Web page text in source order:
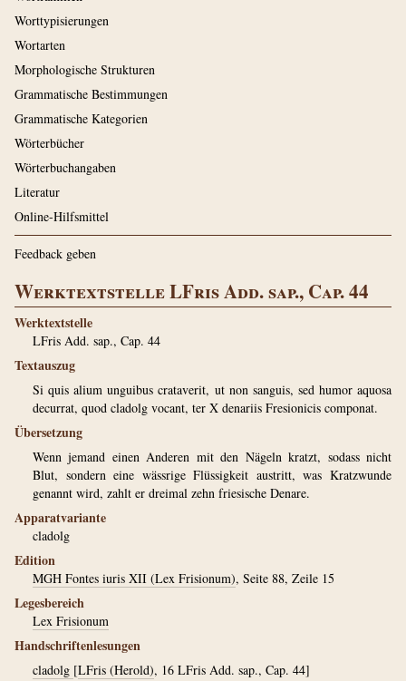
Worttypisierungen
Wortarten
Morphologische Strukturen
Grammatische Bestimmungen
Grammatische Kategorien
Wörterbücher
Wörterbuchangaben
Literatur
Online-Hilfsmittel
Feedback geben
Werktextstelle LFris Add. sap., Cap. 44
Werktextstelle
LFris Add. sap., Cap. 44
Textauszug
Si quis alium unguibus crataverit, ut non sanguis, sed humor aquosa
decurrat, quod cladolg vocant, ter X denariis Fresionicis componat.
Übersetzung
Wenn jemand einen Anderen mit den Nägeln kratzt, sodass nicht
Blut, sondern eine wässrige Flüssigkeit austritt, was Kratzwunde
genannt wird, zahlt er dreimal zehn friesische Denare.
Apparatvariante
cladolg
Edition
MGH Fontes iuris XII (Lex Frisionum), Seite 88, Zeile 15
Legesbereich
Lex Frisionum
Handschriftenlesungen
cladolg [LFris (Herold), 16 LFris Add. sap., Cap. 44]